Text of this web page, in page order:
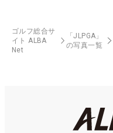
ゴルフ総合サ
イト ALBA
Net
「JLPGA」
の写真一覧